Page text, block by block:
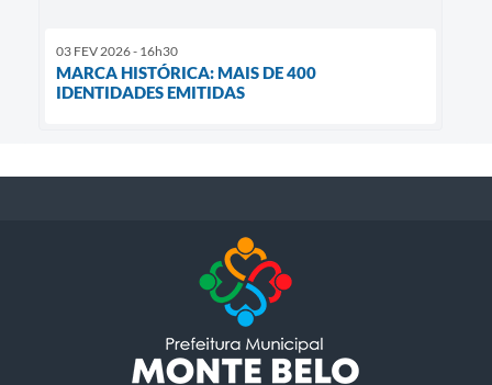
03 FEV 2026 - 16h30
MARCA HISTÓRICA: MAIS DE 400
IDENTIDADES EMITIDAS